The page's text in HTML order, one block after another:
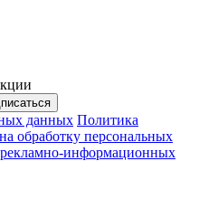
данных Политика
обработку персональных
информационных